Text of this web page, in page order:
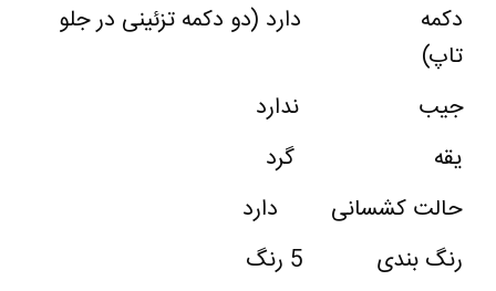
دکمه
دارد (دو دکمه تزئینی در جلو
تاپ)
جیب
ندارد
یقه
گرد
حالت کشسانی دارد
رنگ بندی
رنگ